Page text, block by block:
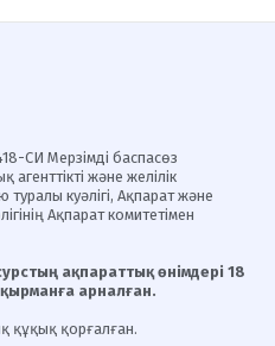
СИ Мерзімді баспасөз
және желілік
куәлігі, Ақпарат және
Ақпарат комитетімен
ақпараттық өнімдері 18
арналған.
құқық қорғалған.